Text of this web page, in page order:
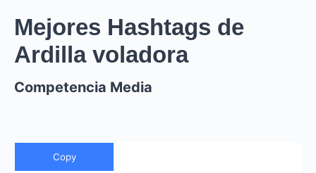
Mejores Hashtags de
Ardilla voladora
Competencia Media
Copy